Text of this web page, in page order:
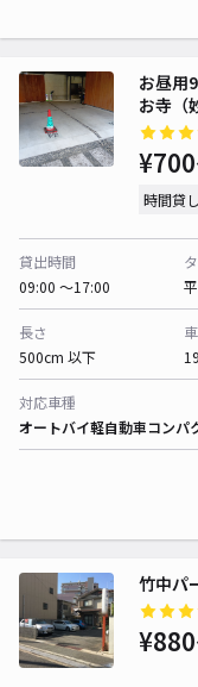
お昼用
お寺（
時間貸
貸出時間
09:00 〜17:00
長さ
500cm 以下
対応車種
オートバイ軽自動車コンパ
竹中パ